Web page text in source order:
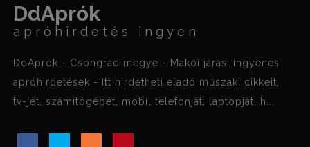
DdAprók
apróhirdetés ingyen
DdAprók - Csongrád megye - Makói járási ingyenes
apróhirdetések - Itt hirdetheti eladó műszaki cikkeit,
tv-jét, számítógépét, mobil telefonját, laptopját, h...